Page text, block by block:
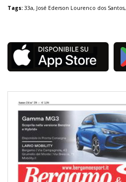
Tags: 33a, José Ederson Lourenco dos Santos,